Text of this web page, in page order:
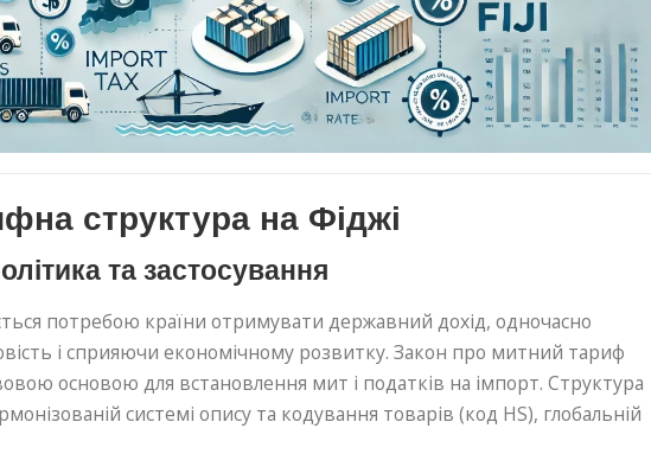
структура на Фіджі
та застосування
потребою країни отримувати державний дохід, одночасно
і сприяючи економічному розвитку. Закон про митний тариф
основою для встановлення мит і податків на імпорт. Структура
системі опису та кодування товарів (код HS), глобальній